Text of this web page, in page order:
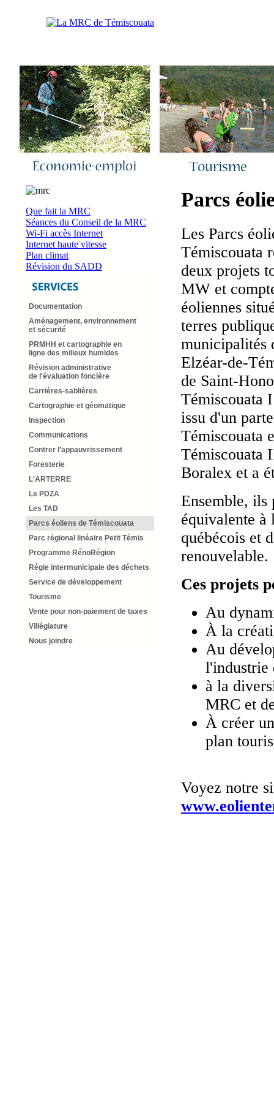
Que fait la MRC
Séances du Conseil de la MRC
Wi-Fi accès Internet
Internet haute vitesse
Plan climat
Révision du SADD
Documentation
Aménagement, environnement
et sécurité
PRMHH et cartographie en
ligne des milieux humides
Révision administrative
de l'évaluation foncière
Carrières-sablières
Cartographie et géomatique
Inspection
Communications
Contrer l’appauvrissement
Foresterie
L'ARTERRE
Le PDZA
Les TAD
Parcs éoliens de Témiscouata
Parc régional linéaire Petit Témis
Programme RénoRégion
Régie intermunicipale des déchets
Service de développement
Tourisme
Vente pour non-paiement de taxes
Villégiature
Nous joindre
Parcs
Les Parcs
Témiscouata
deux projets
MW et
éoliennes
terres
municipalités
Elzéar-de-
de Saint-
Témiscouata
issu d'un
Témiscouata
Témiscouata
Boralex et a
Ensemble, ils
équivalente à
québécois et
renouvelable.
Ces projets
Au
À la
Au
l'industrie
à la
MRC et
À créer
plan
Voyez notre